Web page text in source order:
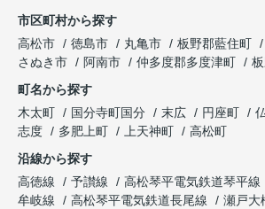
市区町村から探す
高松市
徳島市 丸亀市 板野郡藍住町
さぬき市
阿南市 仲多度郡多度津町
町名から探す
木太町
国分寺町国分 末広 円座町
志度
多肥上町 上天神町
高松町
沿線から探す
高徳線
予讃線 高松琴平電気鉄道琴平線
牟岐線
高松琴平電気鉄道長尾線 瀬戸大